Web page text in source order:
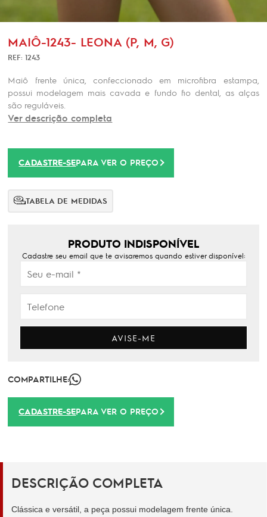
MAIÔ-1243- LEONA (P, M, G)
REF: 1243
Maiô frente única, confeccionado em microfibra estampa,
possui modelagem mais cavada e fundo fio dental, as alças
são reguláveis.
Ver descrição completa
CADASTRE-SEPARA VER O PREÇO
TABELA DE MEDIDAS
PRODUTO INDISPONÍVEL
Cadastre seu email que te avisaremos quando estiver disponível:
AVISE-ME
COMPARTILHE:
CADASTRE-SEPARA VER O PREÇO
DESCRIÇÃO COMPLETA
Clássica e versátil, a peça possui modelagem frente única.